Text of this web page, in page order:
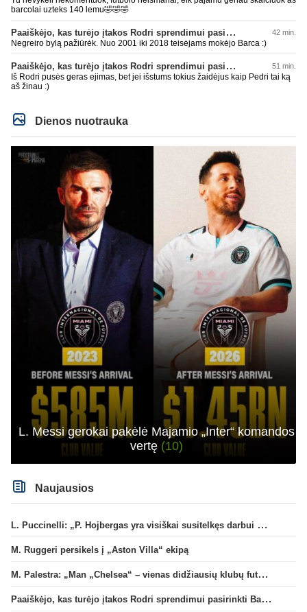
barcolai uzteks 140 lemu🤣🤣🤣
Paaiškėjo, kas turėjo įtakos Rodri sprendimui pasirinkti Barselonos pusę 42 min.
Negreiro bylą pažiūrėk. Nuo 2001 iki 2018 teisėjams mokėjo Barca :)
Paaiškėjo, kas turėjo įtakos Rodri sprendimui pasirinkti Barselonos pusę 51 min.
Iš Rodri pusės geras ejimas, bet jei išstums tokius žaidėjus kaip Pedri tai ką
aš žinau :)
Dienos nuotrauka
L. Messi gerokai pakėlė Majamio „Inter“ komandos
vertę (10)
Naujausios
L. Puccinelli: „P. Hojbergas yra visiškai susitelkęs darbui Marselyje“
M. Ruggeri persikels į „Aston Villa“ ekipą
M. Palestra: „Man „Chelsea“ – vienas didžiausių klubų futbole“
Paaiškėjo, kas turėjo įtakos Rodri sprendimui pasirinkti Barselonos pusę